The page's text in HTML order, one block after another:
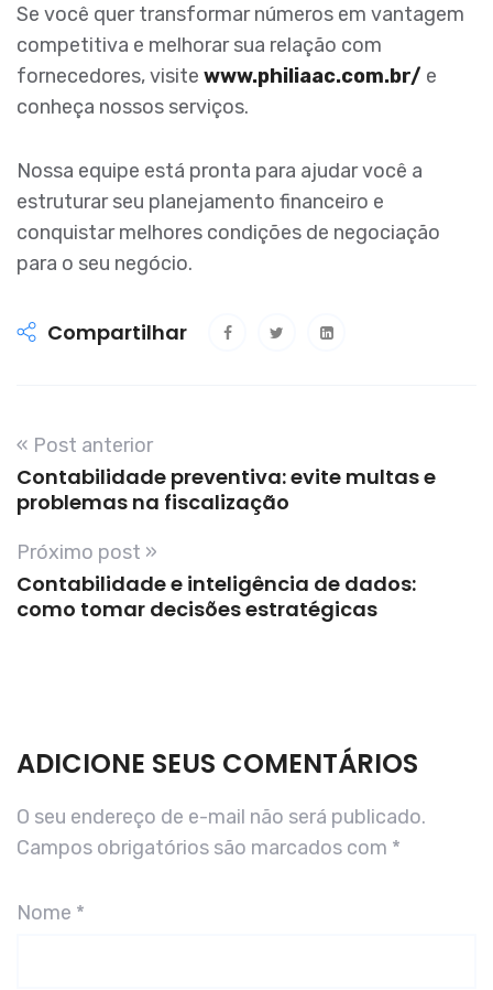
Se você quer transformar números em vantagem
competitiva e melhorar sua relação com
fornecedores, visite www.philiaac.com.br/ e
conheça nossos serviços.
Nossa equipe está pronta para ajudar você a
estruturar seu planejamento financeiro e
conquistar melhores condições de negociação
para o seu negócio.
Compartilhar
« Post anterior
Contabilidade preventiva: evite multas e
problemas na fiscalização
Próximo post »
Contabilidade e inteligência de dados:
como tomar decisões estratégicas
ADICIONE SEUS COMENTÁRIOS
O seu endereço de e-mail não será publicado.
Campos obrigatórios são marcados com *
Nome *